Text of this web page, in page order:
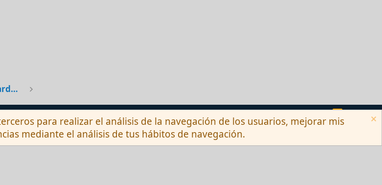
General [Dudas, Noticias, Hardware y Debates]
Contactarnos Términos y reglas Privacy policy Ayuda
R
S
by XenForo ® © 2010-2026 XenForo Ltd.
para realizar el análisis de la navegación de los usuarios, mejorar mis
mediante el análisis de tus hábitos de navegación.